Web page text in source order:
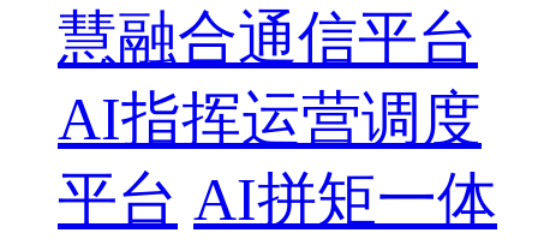
慧融合通信平台
AI指挥运营调度
平台 AI拼矩一体